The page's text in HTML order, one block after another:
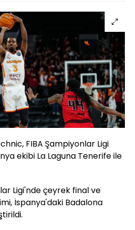
FIBA Şampiyonlar Ligi
ekibi La Laguna Tenerife ile
Ligi'nde çeyrek final ve
İspanya'daki Badalona